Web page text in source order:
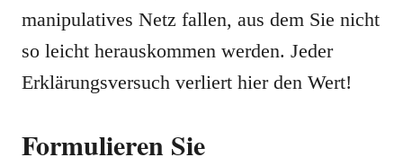
manipulatives Netz fallen, aus dem Sie nicht
so leicht herauskommen werden. Jeder
Erklärungsversuch verliert hier den Wert!
Formulieren Sie